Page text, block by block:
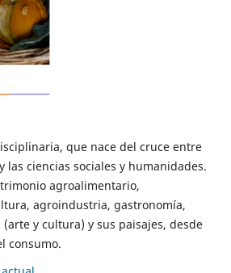
que nace del cruce entre
las ciencias sociales y humanidades.
agroalimentario,
agroindustria, gastronomía,
y cultura) y sus paisajes, desde
consumo.